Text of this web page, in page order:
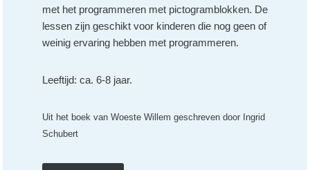
met het programmeren met pictogramblokken. De
lessen zijn geschikt voor kinderen die nog geen of
weinig ervaring hebben met programmeren.
Leeftijd: ca. 6-8 jaar.
Uit het boek van Woeste Willem geschreven door Ingrid
Schubert